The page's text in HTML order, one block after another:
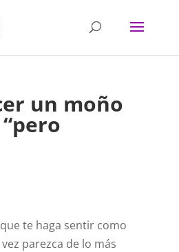
un moño
te haga sentir como
parezca de lo más